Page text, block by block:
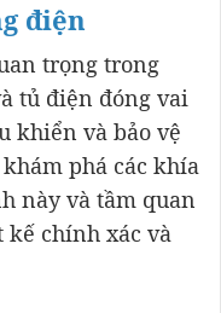
điện
trọng trong
tủ điện đóng vai
khiển và bảo vệ
phá các khía
này và tầm quan
chính xác và